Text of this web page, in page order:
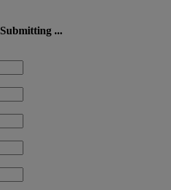
Submitting ...